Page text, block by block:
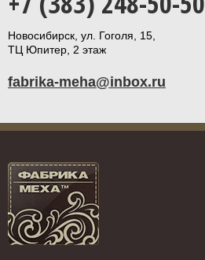
Новосибирск, ул. Гоголя, 15,
ТЦ Юпитер, 2 этаж
fabrika-meha@inbox.ru